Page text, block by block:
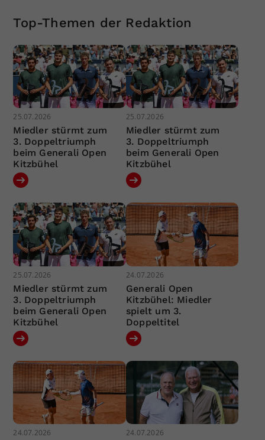
Top-Themen der Redaktion
25.07.2026
Miedler stürmt zum
3. Doppeltriumph
beim Generali Open
Kitzbühel
25.07.2026
Miedler stürmt zum
3. Doppeltriumph
beim Generali Open
Kitzbühel
25.07.2026
Miedler stürmt zum
3. Doppeltriumph
beim Generali Open
Kitzbühel
24.07.2026
Generali Open
Kitzbühel: Miedler
spielt um 3.
Doppeltitel
24.07.2026 24.07.2026